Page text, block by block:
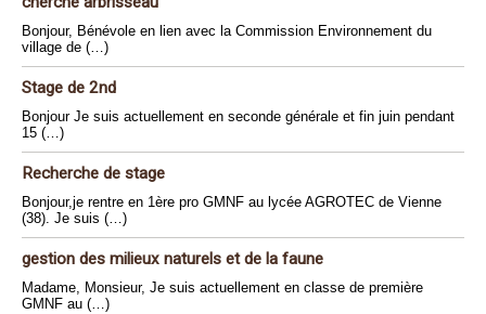
Bonjour, Bénévole en lien avec la Commission Environnement du
village de (…)
Stage de 2nd
Bonjour Je suis actuellement en seconde générale et fin juin pendant
15 (…)
Recherche de stage
Bonjour,je rentre en 1ère pro GMNF au lycée AGROTEC de Vienne
(38). Je suis (…)
gestion des milieux naturels et de la faune
Madame, Monsieur, Je suis actuellement en classe de première
GMNF au (…)